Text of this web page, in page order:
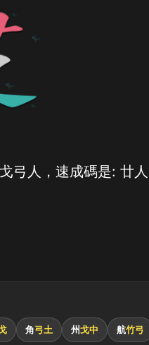
弓人，速成碼是: 廿人
角弓土 州戈中 航竹弓